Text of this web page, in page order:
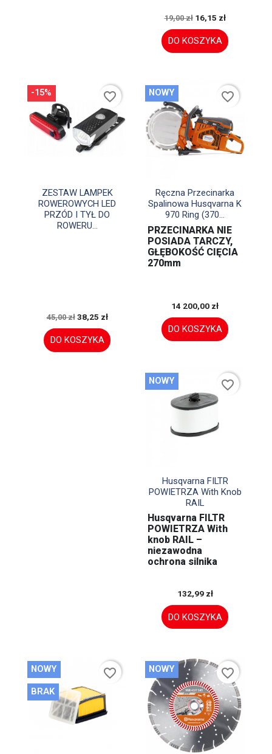
19,00 zł 16,15 zł
DO KOSZYKA
Szybki podgląd
ZESTAW LAMPEK
ROWEROWYCH LED
PRZÓD I TYŁ DO
ROWERU...
45,00 zł 38,25 zł
DO KOSZYKA
-15% favorite_border
Szybki podgląd
Ręczna Przecinarka
Spalinowa Husqvarna K
970 Ring (370...
PRZECINARKA NIE
POSIADA TARCZY,
GŁĘBOKOŚĆ CIĘCIA
270mm
14 200,00 zł
DO KOSZYKA
NOWY favorite_border
Szybki podgląd
Husqvarna FILTR
POWIETRZA With Knob
RAIL
Husqvarna FILTR
POWIETRZA With
knob RAIL –
niezawodna
ochrona silnika
132,99 zł
DO KOSZYKA
NOWY favorite_border
NOWY
BRAK
favorite_border NOWY favorite_border